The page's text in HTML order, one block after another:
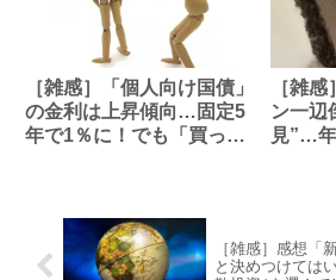
［雑感］「個人向け国債」
の金利は上昇傾向…固定5
年で1％に！でも「買って
との付き合い方
［雑
ン一辺
見”…
［雑感］感想「
と決めつけては